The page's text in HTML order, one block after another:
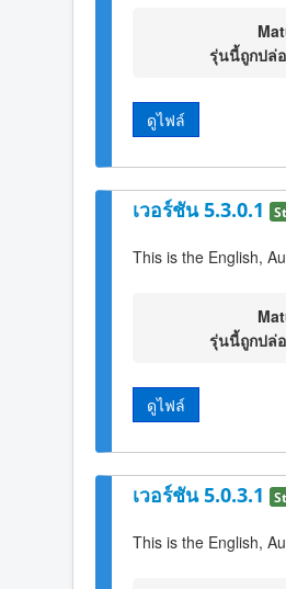
รุ่นนี้ถูกปล่
ดูไฟล์
เวอร์ชัน 5.3.0.1
This is the English,
รุ่นนี้ถูกปล่
ดูไฟล์
เวอร์ชัน 5.0.3.1
This is the English,